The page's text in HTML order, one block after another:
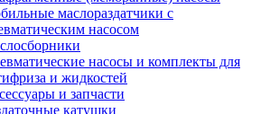
маслораздатчики с
насосом
насосы и комплекты для
и жидкостей
и запчасти
катушки